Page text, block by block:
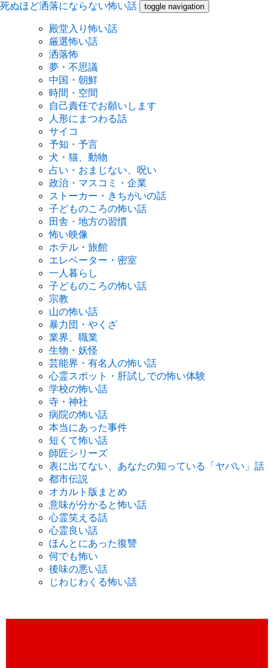
死ぬほど洒落にならない怖い話 toggle navigation
殿堂入り怖い話
厳選怖い話
洒落怖
夢・不思議
中国・朝鮮
時間・空間
自己責任でお願いします
人形にまつわる話
サイコ
予知・予言
犬・猫、動物
占い・おまじない、呪い
政治・マスコミ・企業
ストーカー・きちがいの話
子どものころの怖い話
田舎・地方の習慣
怖い映像
ホテル・旅館
エレベーター・密室
一人暮らし
子どものころの怖い話
宗教
山の怖い話
暴力団・やくざ
業界、職業
生物・妖怪
芸能界・有名人の怖い話
心霊スポット・肝試しでの怖い体験
学校の怖い話
寺・神社
病院の怖い話
本当にあった事件
短くて怖い話
師匠シリーズ
表に出てない、あなたの知っている「ヤバい」話
都市伝説
オカルト版まとめ
意味が分かると怖い話
心霊笑える話
心霊良い話
ほんとにあった復讐
何でも怖い
後味の悪い話
じわじわくる怖い話